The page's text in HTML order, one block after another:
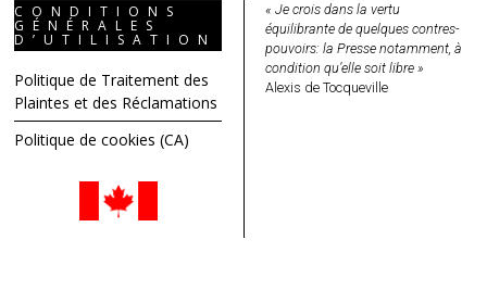
CONDITIONS
GÉNÉRALES
D’UTILISATION
Politique de Traitement des
Plaintes et des Réclamations
Politique de cookies (CA)
« Je crois dans la vertu
équilibrante de quelques contres-
pouvoirs: la Presse notamment, à
condition qu’elle soit libre »
Alexis de Tocqueville